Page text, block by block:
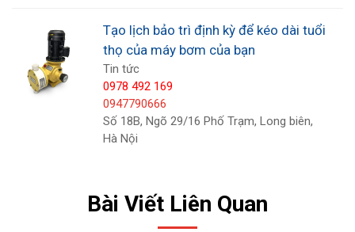
tính đến các điều kiện khác nhau có thể ảnh
hưởng đến tốc độ hao mòn của thiết bị.
Bằng cách tạo lịch bảo trì định kỳ cân bằng cho
máy bơm định lượng hóa chất, bạn sẽ tiết kiệm
được thời gian chết, giảm tác động môi trường do
toàn cho nhân viên của bạn.
Tạo lịch bảo trì định kỳ để kéo dài tuổi
thọ của máy bơm của bạn
Tin tức
0978 492 169
0947790666
Số 18B, Ngõ 29/16 Phố Trạm, Long biên,
Hà Nội
Bài Viết Liên Quan